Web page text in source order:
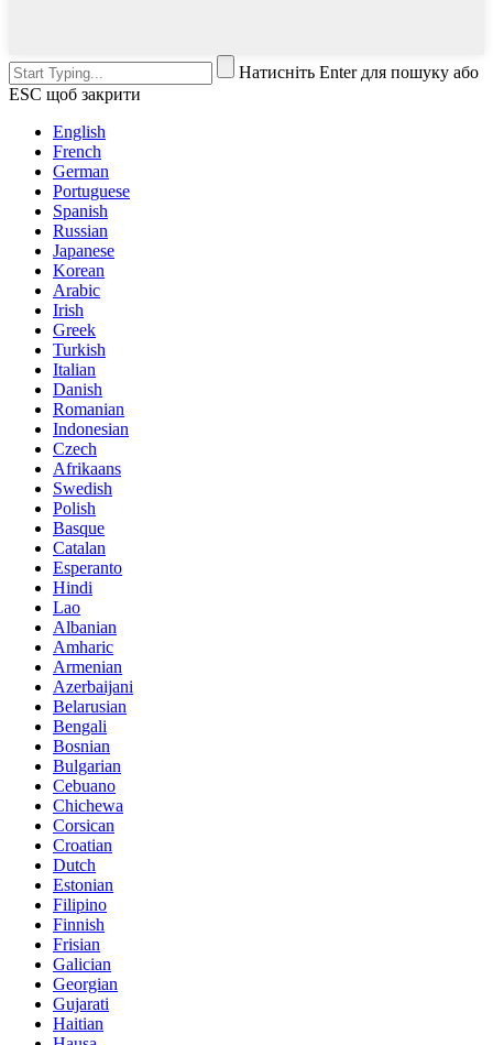
Натисніть Enter для пошуку або
ESC щоб закрити
English
French
German
Portuguese
Spanish
Russian
Japanese
Korean
Arabic
Irish
Greek
Turkish
Italian
Danish
Romanian
Indonesian
Czech
Afrikaans
Swedish
Polish
Basque
Catalan
Esperanto
Hindi
Lao
Albanian
Amharic
Armenian
Azerbaijani
Belarusian
Bengali
Bosnian
Bulgarian
Cebuano
Chichewa
Corsican
Croatian
Dutch
Estonian
Filipino
Finnish
Frisian
Galician
Georgian
Gujarati
Haitian